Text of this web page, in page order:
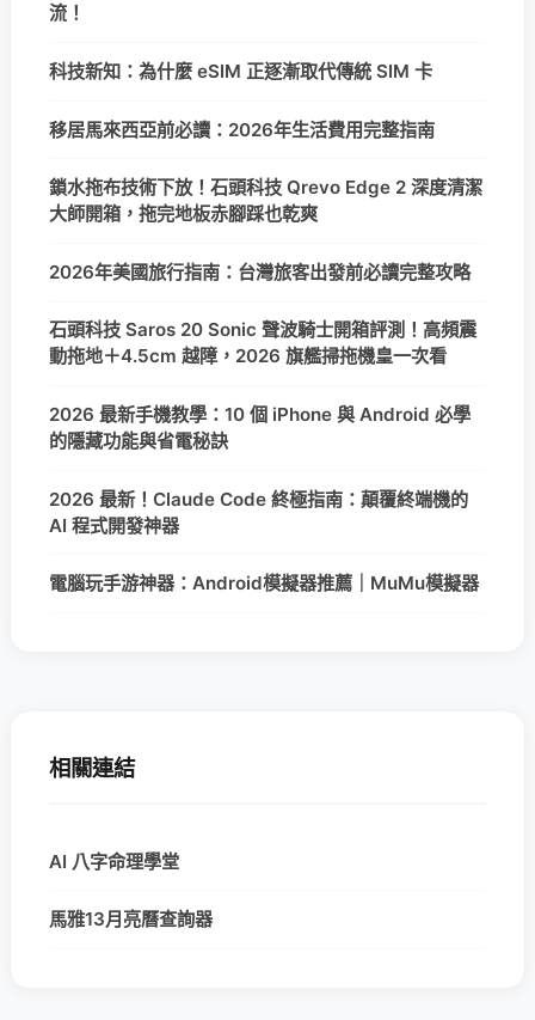
流！
科技新知：為什麼 eSIM 正逐漸取代傳統 SIM 卡
移居馬來西亞前必讀：2026年生活費用完整指南
鎖水拖布技術下放！石頭科技 Qrevo Edge 2 深度清潔
大師開箱，拖完地板赤腳踩也乾爽
2026年美國旅行指南：台灣旅客出發前必讀完整攻略
石頭科技 Saros 20 Sonic 聲波騎士開箱評測！高頻震
動拖地＋4.5cm 越障，2026 旗艦掃拖機皇一次看
2026 最新手機教學：10 個 iPhone 與 Android 必學
的隱藏功能與省電秘訣
2026 最新！Claude Code 終極指南：顛覆終端機的
AI 程式開發神器
電腦玩手游神器：Android模擬器推薦｜MuMu模擬器
相關連結
AI 八字命理學堂
馬雅13月亮曆查詢器